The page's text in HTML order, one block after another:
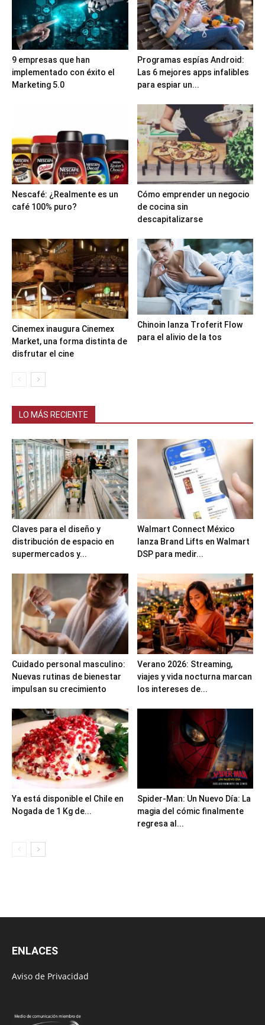
9 empresas que han
implementado con éxito el
Marketing 5.0
Programas espías Android:
Las 6 mejores apps infalibles
para espiar un...
Nescafé: ¿Realmente es un
café 100% puro?
Cómo emprender un negocio
de cocina sin
descapitalizarse
Cinemex inaugura Cinemex
Market, una forma distinta de
disfrutar el cine
Chinoin lanza Troferit Flow
para el alivio de la tos
LO MÁS RECIENTE
Claves para el diseño y
distribución de espacio en
supermercados y...
Walmart Connect México
lanza Brand Lifts en Walmart
DSP para medir...
Cuidado personal masculino:
Nuevas rutinas de bienestar
impulsan su crecimiento
Verano 2026: Streaming,
viajes y vida nocturna marcan
los intereses de...
Ya está disponible el Chile en
Nogada de 1 Kg de...
Spider-Man: Un Nuevo Día: La
magia del cómic finalmente
regresa al...
ENLACES
Aviso de Privacidad